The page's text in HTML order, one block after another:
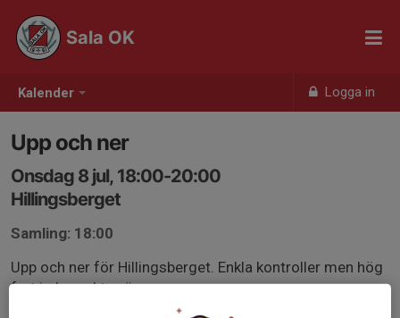
Kalender Logga in
Sala OK
Upp och ner
Onsdag 8 jul, 18:00-20:00
Hillingsberget
Samling: 18:00
Upp och ner för Hillingsberget. Enkla kontroller men hög
fart i obanad terräng.
Om solen skiner så tar du väl med fikakorgen?!